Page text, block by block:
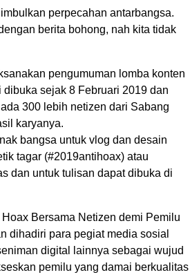
perpecahan antarbangsa.
berita bohong, nah kita tidak
pengumuman lomba konten
sejak 8 Februari 2019 dan
300 lebih netizen dari Sabang
karyanya.
bangsa untuk vlog dan desain
tagar (#2019antihoax) atau
dan untuk tulisan dapat dibuka di
Bersama Netizen demi Pemilu
dihadiri para pegiat media sosial
digital lainnya sebagai wujud
pemilu yang damai berkualitas